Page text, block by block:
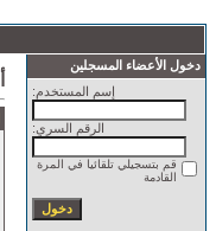
دخول الأعضاء المسجلين
إسم المستخدم:
الرقم السري:
قم بتسجيلي تلقائيا في المرة
القادمة